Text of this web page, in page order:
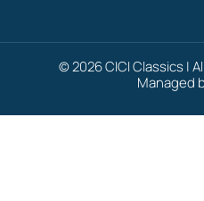
© 2026 CICI Classics |
Managed